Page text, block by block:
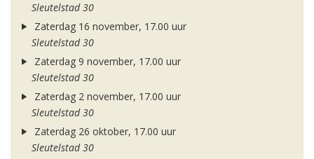
Sleutelstad 30
Zaterdag 16 november, 17.00 uur
Sleutelstad 30
Zaterdag 9 november, 17.00 uur
Sleutelstad 30
Zaterdag 2 november, 17.00 uur
Sleutelstad 30
Zaterdag 26 oktober, 17.00 uur
Sleutelstad 30